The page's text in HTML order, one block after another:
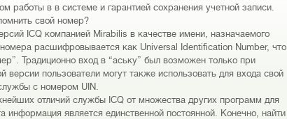
работы в в системе и гарантией сохранения учетной записи.
свой номер?
ICQ компанией Mirabilis в качестве имени, назначаемого
расшифровывается как Universal Identification Number, что
Традиционно вход в “аську” был возможен только при
пользователи могут также использовать для входа свой
с номером UIN.
отличий службы ICQ от множества других программ для
является единственной постоянной. Конечно, найти